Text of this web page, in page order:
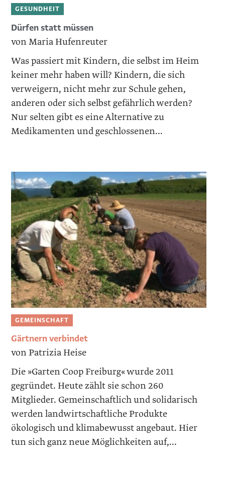
GESUNDHEIT
Dürfen statt müssen
von Maria Hufenreuter
Was passiert mit Kindern, die selbst im Heim
keiner mehr haben will? Kindern, die sich
verweigern, nicht mehr zur Schule gehen,
anderen oder sich selbst gefährlich werden?
Nur selten gibt es eine Alternative zu
Medikamenten und geschlossenen...
GEMEINSCHAFT
Gärtnern verbindet
von Patrizia Heise
Die »Garten Coop Freiburg« wurde 2011
gegründet. Heute zählt sie schon 260
Mitglieder. Gemeinschaftlich und solidarisch
werden landwirtschaftliche Produkte
ökologisch und klimabewusst angebaut. Hier
tun sich ganz neue Möglichkeiten auf,...